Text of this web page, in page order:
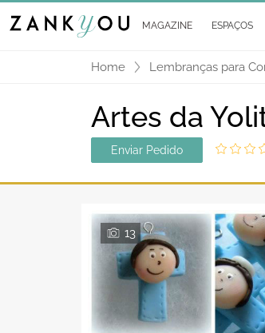
MAGAZINE ESPAÇOS
Home Lembranças para
Artes da
Enviar Pedido
13